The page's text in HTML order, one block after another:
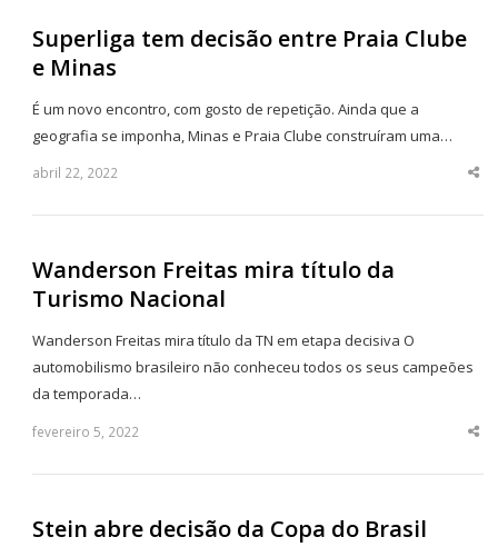
Superliga tem decisão entre Praia Clube
e Minas
É um novo encontro, com gosto de repetição. Ainda que a
geografia se imponha, Minas e Praia Clube construíram uma…
abril 22, 2022
Wanderson Freitas mira título da
Turismo Nacional
Wanderson Freitas mira título da TN em etapa decisiva O
automobilismo brasileiro não conheceu todos os seus campeões
da temporada…
fevereiro 5, 2022
Stein abre decisão da Copa do Brasil